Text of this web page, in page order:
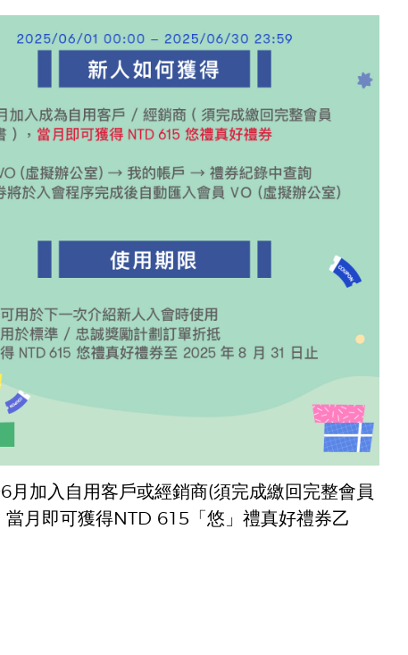
月加入自用客戶或經銷商(須完成繳回完整會員
當月即可獲得NTD 615「悠」禮真好禮券乙